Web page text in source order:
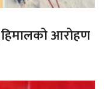
आरोहण